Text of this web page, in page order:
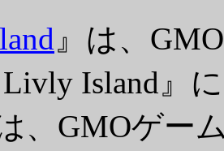
』は、
Island』
、GMOゲー